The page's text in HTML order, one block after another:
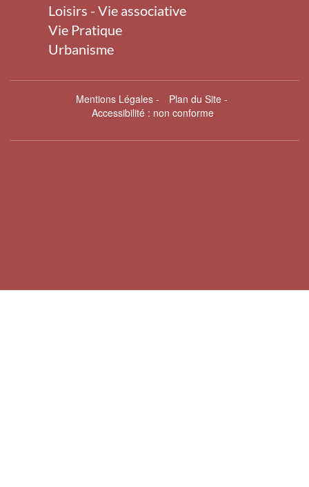
Loisirs - Vie associative
Vie Pratique
Urbanisme
Mentions Légales- Plan du Site-
Accessibilité : non conforme